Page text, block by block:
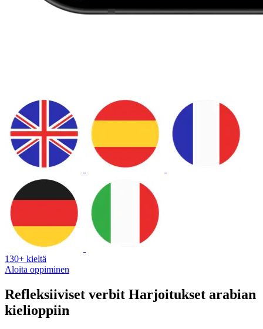
130+ kieltä
Aloita oppiminen
Refleksiiviset verbit Harjoitukset arabian
kielioppiin